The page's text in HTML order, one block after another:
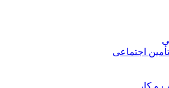
اجتماعی
و کار